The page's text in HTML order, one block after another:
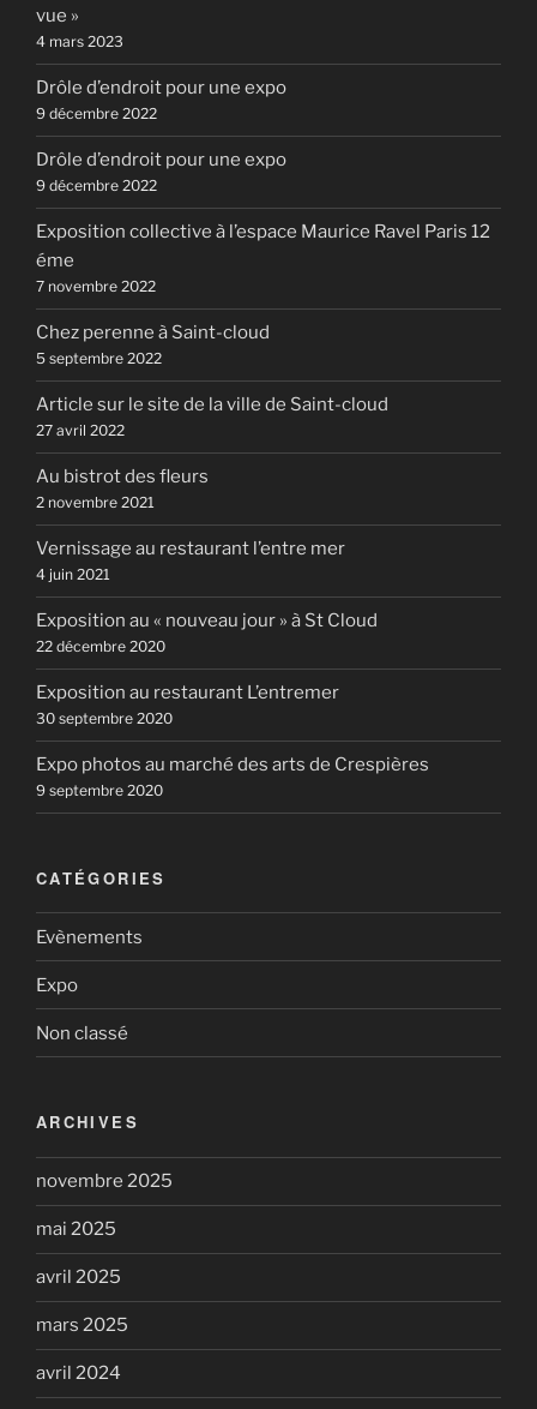
vue »
4 mars 2023
Drôle d’endroit pour une expo
9 décembre 2022
Drôle d’endroit pour une expo
9 décembre 2022
Exposition collective à l’espace Maurice Ravel Paris 12
éme
7 novembre 2022
Chez perenne à Saint-cloud
5 septembre 2022
Article sur le site de la ville de Saint-cloud
27 avril 2022
Au bistrot des fleurs
2 novembre 2021
Vernissage au restaurant l’entre mer
4 juin 2021
Exposition au « nouveau jour » à St Cloud
22 décembre 2020
Exposition au restaurant L’entremer
30 septembre 2020
Expo photos au marché des arts de Crespières
9 septembre 2020
CATÉGORIES
Evènements
Expo
Non classé
ARCHIVES
novembre 2025
mai 2025
avril 2025
mars 2025
avril 2024